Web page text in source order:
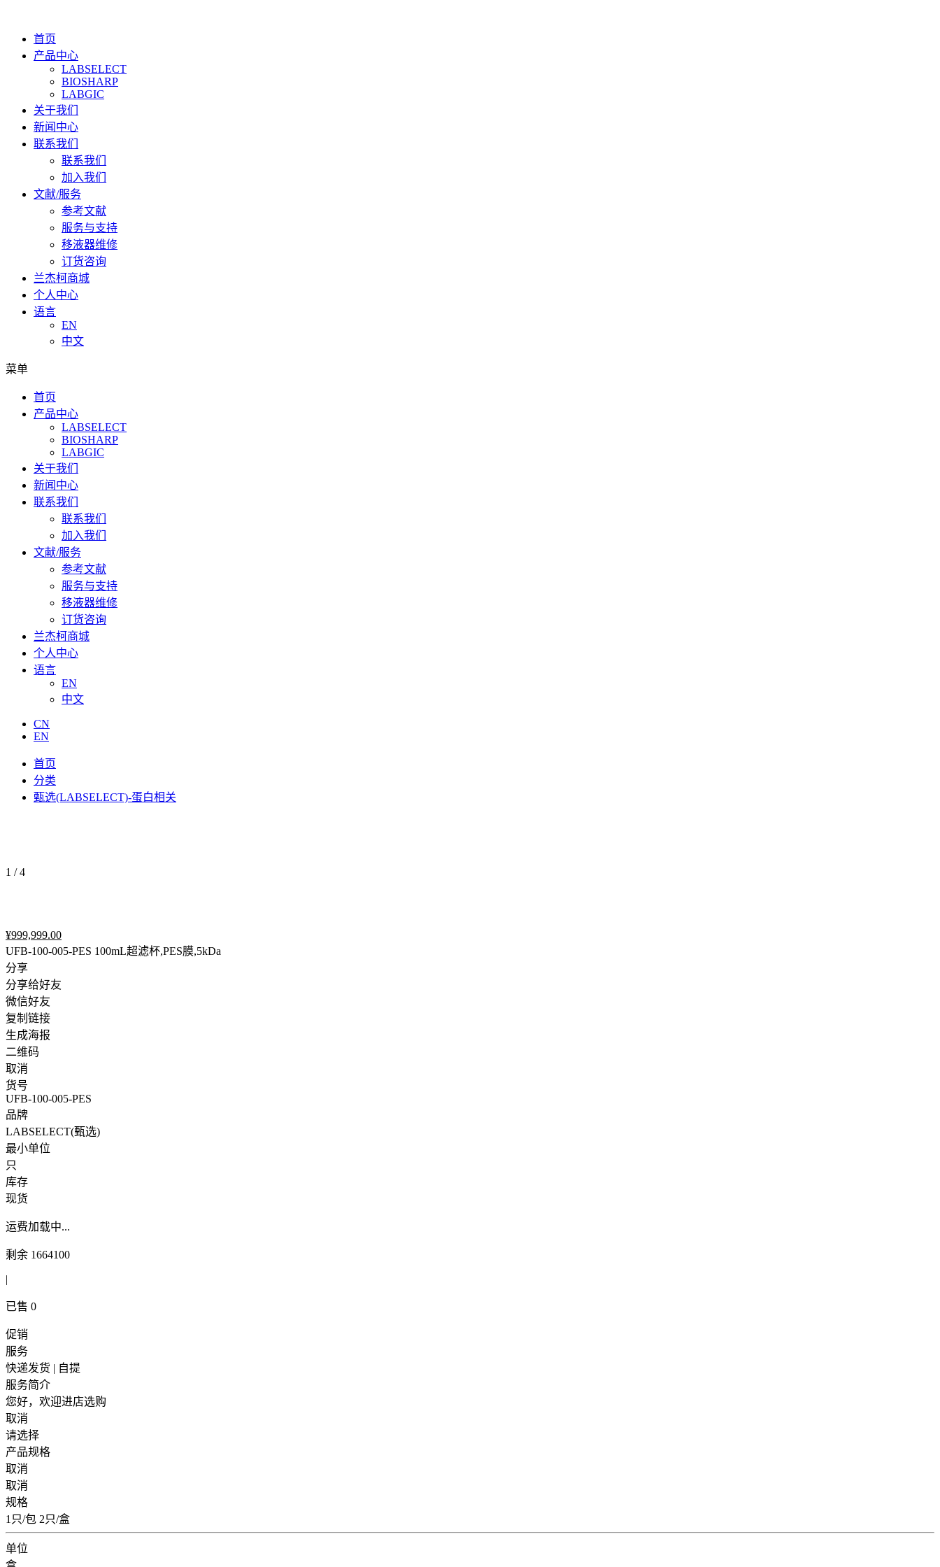
首页
产品中心
LABSELECT
BIOSHARP
LABGIC
关于我们
新闻中心
联系我们
联系我们
加入我们
文献/服务
参考文献
服务与支持
移液器维修
订货咨询
兰杰柯商城
个人中心
语言
EN
中文
菜单
首页
产品中心
LABSELECT
BIOSHARP
LABGIC
关于我们
新闻中心
联系我们
联系我们
加入我们
文献/服务
参考文献
服务与支持
移液器维修
订货咨询
兰杰柯商城
个人中心
语言
EN
中文
CN
EN
首页
分类
甄选(LABSELECT)-蛋白相关
1 /4
¥999,999.00
UFB-100-005-PES 100mL超滤杯,PES膜,5kDa
分享
分享给好友
微信好友
复制链接
生成海报
二维码
取消
货号
UFB-100-005-PES
品牌
LABSELECT(甄选)
最小单位
只
库存
现货
运费加载中...
剩余 1664100
|
已售 0
促销
服务
快递发货 | 自提
服务简介
您好，欢迎进店选购
取消
请选择
产品规格
取消
取消
规格
1只/包 2只/盒
单位